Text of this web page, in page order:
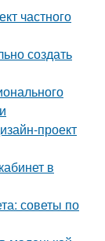
частного
создать
проект
в
советы по